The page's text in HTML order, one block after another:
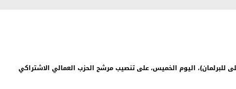
للبرلمان)، اليوم الخميس، على تنصيب مرشح الحزب العمالي الاشتراكي